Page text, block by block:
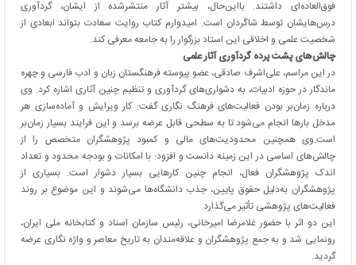
فوق‌العاده‌ای داشتند. بااین‌حال، بیشتر آثار منتشرشده از ایشان، گردآوری
درس‌هایشان توسط شاگردان است. امیدوارم کتاب روایت سعادت بتواند ابعادی از
شخصیت علمی و اخلاقی این استاد بزرگوار را به جامعه معرفی کند.
چالش‌های پشت پرده گردآوری آثار علمی
در این مراسم، علی‌اشرف صادقی، عضو پیوسته فرهنگستان زبان و ادب فارسی و چهره
ماندگار در حوزه ادبیات، به دشواری‌های گردآوری و تنظیم چنین آثاری اشاره کرد. وی
درباره زمان‌بر بودن فعالیت‌های فرهنگ نگاری گفت: کار ویرایش و آماده‌سازی هر
مدخل بارها انجام می‌شود تا به سطحی قابل عرضه برسد و این فرایند بسیار زمان‌بر
است.وی همچنین محدودیت‌های مالی و کمبود پژوهشگران متخصص را از
چالش‌های اساسی در این زمینه دانست و افزود: با امکانات و بودجه محدود و تعداد
اندک پژوهشگران فعال، انجام چنین کارهایی بسیار دشوار است. بسیاری از
پژوهشگران به‌دلیل حقوق پایین، جذب دانشگاه‌ها می‌شوند و این موضوع بر روند
فعالیت‌های پژوهشی تأثیر می‌گذارد.
این دو اثر با حضور غلامرضا امیرخانی، رئیس سازمان اسناد و کتابخانه ملی ایران،
رونمایی شد و به جمع پژوهشگران و علاقه‌مندان به تاریخ معاصر و واژه نگاری عرضه
گردید.